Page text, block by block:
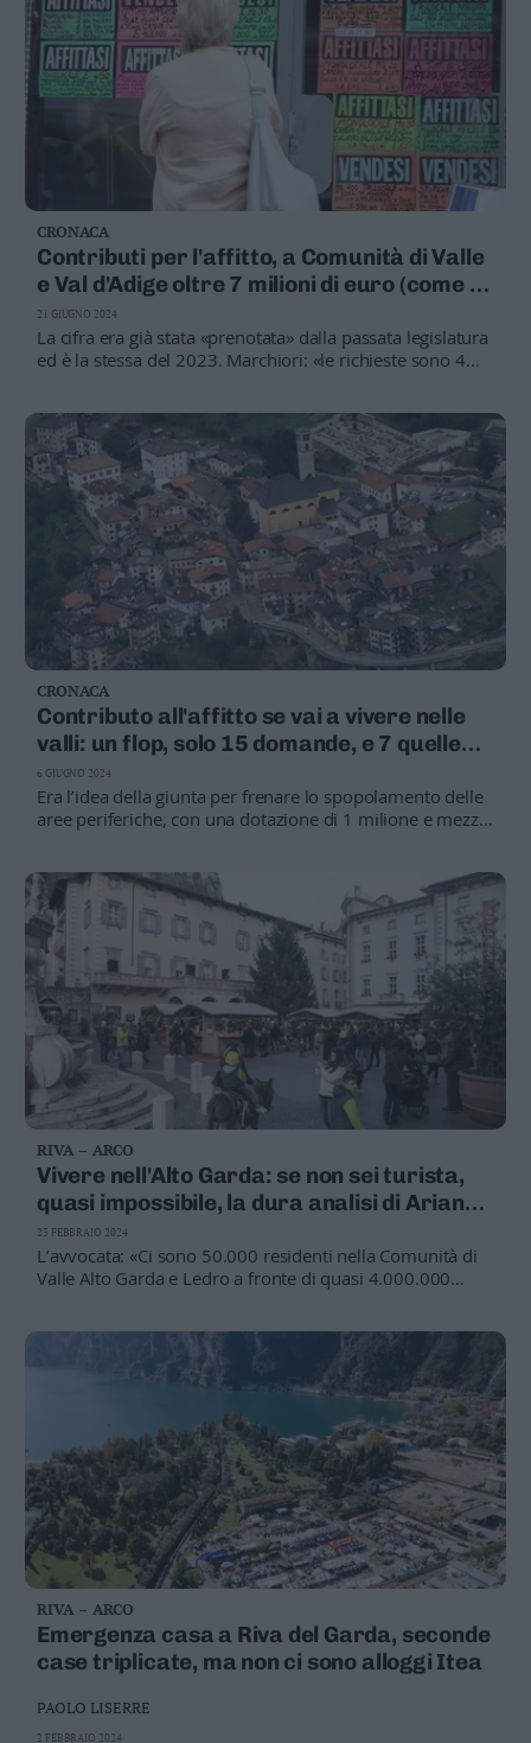
REPORTA Trento una casa su tre è in affitto
SFRATTIResidenti «cacciati» dalle città
STUDENTIStanze a peso d'oro
EDILIZIA
In Trentino 153mila case «non abitate»
ANALISIAnche in Trentino la casa diventa un lusso
CRONACA
Contributi per l'affitto, a Comunità di Valle
e Val d'Adige oltre 7 milioni di euro (come lo
scorso anno)
La cifra era già stata «prenotata» dalla passata legislatura
ed è la stessa del 2023. Marchiori: «le richieste sono 4
21 GIUGNO 2024
CRONACA
Contributo all'affitto se vai a vivere nelle
valli: un flop, solo 15 domande, e 7 quelle
finanziate
Era l’idea della giunta per frenare lo spopolamento delle
aree periferiche, con una dotazione di 1 milione e mezzo
6 GIUGNO 2024
RIVA – ARCO
Vivere nell'Alto Garda: se non sei turista,
quasi impossibile, la dura analisi di Arianna
Florio
L’avvocata: «Ci sono 50.000 residenti nella Comunità di
Valle Alto Garda e Ledro a fronte di quasi 4.000.000
23 FEBBRAIO 2024
RIVA – ARCO
Emergenza casa a Riva del Garda, seconde
case triplicate, ma non ci sono alloggi Itea
PAOLO LISERRE
2 FEBBRAIO 2024